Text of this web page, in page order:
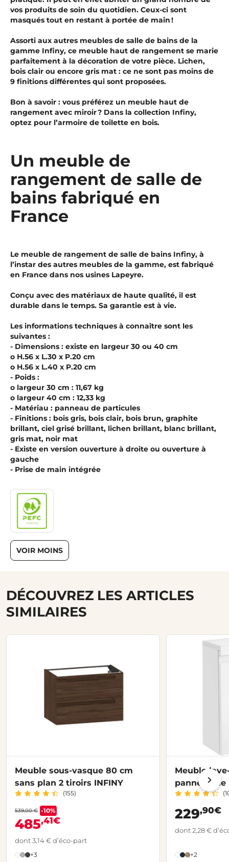
vos produits de soin du quotidien. Ceux-ci sont
masqués tout en restant à portée de main !
Assorti aux autres meubles de salle de bains de la
gamme Infiny, ce meuble haut de rangement se marie
parfaitement à la décoration de votre pièce. Lichen,
bois clair ou encore gris mat : ce ne sont pas moins de
9 finitions différentes qui sont proposées.
Bon à savoir : vous préférez un meuble haut de
rangement avec miroir ? Dans la collection Infiny,
optez pour l’armoire de toilette en bois.
Un meuble de
rangement de salle de
bains fabriqué en
France
Le meuble de rangement de salle de bains Infiny, à
l’instar des autres meubles de la gamme, est fabriqué
en France dans nos usines Lapeyre.
Conçu avec des matériaux de haute qualité, il est
durable dans le temps. Sa garantie est à vie.
Les informations techniques à connaître sont les
suivantes :
- Dimensions : existe en largeur 30 ou 40 cm
o H.56 x L.30 x P.20 cm
o H.56 x L.40 x P.20 cm
- Poids :
o largeur 30 cm : 11,67 kg
o largeur 40 cm : 12,33 kg
- Matériau : panneau de particules
- Finitions : bois gris, bois clair, bois brun, graphite
brillant, ciel grisé brillant, lichen brillant, blanc brillant,
gris mat, noir mat
- Existe en version ouverture à droite ou ouverture à
gauche
- Prise de main intégrée
VOIR MOINS
DÉCOUVREZ LES ARTICLES
SIMILAIRES
Meuble sous-vasque 80 cm
sans plan 2 tiroirs INFINY
(155)
539,00 € -10%
485,41€
dont 3,14 € d’éco-part
+3
Meuble
panneau de
229,90€
dont 2,28 €
+2